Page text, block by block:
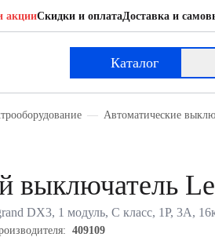
акцииСкидки и оплатаДоставка и
Каталог
Автоматические
выключатель
DX3, 1 модуль, C класс, 1P, 3А,
409109